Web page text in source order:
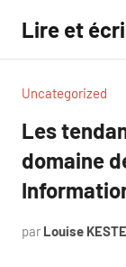
contenu
Lire et
Uncategorized
Les
domaine
par Louise